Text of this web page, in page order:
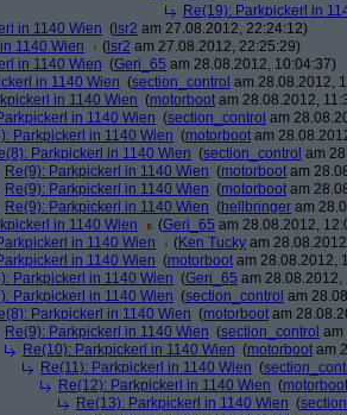
Re(19): Parkpickerl in
in 1140 Wien ( lsr2 am 27.08.2012, 22:24:12)
1140 Wien
( lsr2 am 27.08.2012, 22:25:29)
in 1140 Wien (Geri_65 am 28.08.2012, 10:04:37)
in 1140 Wien (section_control am 28.08.2012,
in 1140 Wien (motorboot am 28.08.2012,
in 1140 Wien (section_control am
Parkpickerl in 1140 Wien (motorboot am
Parkpickerl in 1140 Wien (section_control am
Re(9): Parkpickerl in 1140 Wien (motorboot am
Re(9): Parkpickerl in 1140 Wien (motorboot am
Re(9): Parkpickerl in 1140 Wien (hellbringer am
in 1140 Wien
(Geri_65 am 28.08.2012,
in 1140 Wien
(Ken Tucky am
in 1140 Wien (motorboot am 28.08.2012,
Parkpickerl in 1140 Wien (Geri_65 am 28.08.2012,
Parkpickerl in 1140 Wien (section_control am
Parkpickerl in 1140 Wien (motorboot am
Re(9): Parkpickerl in 1140 Wien (section_control am
Re(10): Parkpickerl in 1140 Wien (motorboot am
Re(11): Parkpickerl in 1140 Wien (
Re(12): Parkpickerl in 1140 Wien (motorboot
Re(13): Parkpickerl in 1140 Wien (